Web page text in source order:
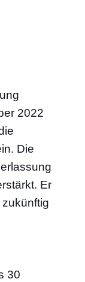
2022
Die
Er
30